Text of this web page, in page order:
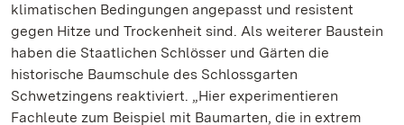
klimatischen Bedingungen angepasst und resistent
gegen Hitze und Trockenheit sind. Als weiterer Baustein
haben die Staatlichen Schlösser und Gärten die
historische Baumschule des Schlossgarten
Schwetzingens reaktiviert. „Hier experimentieren
Fachleute zum Beispiel mit Baumarten, die in extrem